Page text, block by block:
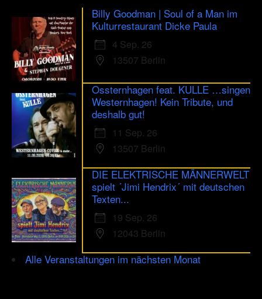
Billy Goodman | Soul of a Man im
Kulturrestaurant Dicke Paula
4 Sep. 26
13507 Berlin
Ossternhagen feat. KULLE …singen
Westernhagen! Kein Tribute, und
deshalb gut!
11 Sep. 26
13507 Berlin
DIE ELEKTRISCHE MÄNNERWELT
spielt ´Jimi Hendrix´ mit deutschen
Texten...
19 Sep. 26
12043 Berlin
Alle Veranstaltungen im nächsten Monat